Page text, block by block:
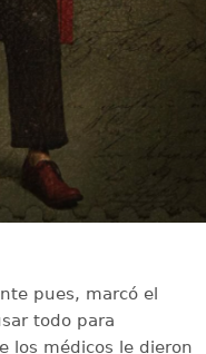
pues, marcó el
todo para
los médicos le dieron